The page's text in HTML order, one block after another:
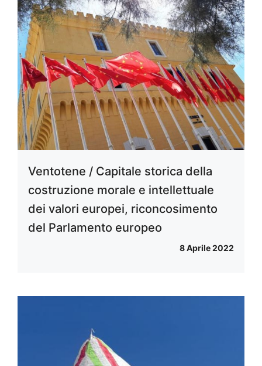
Ventotene / Capitale storica della
costruzione morale e intellettuale
dei valori europei, riconcosimento
del Parlamento europeo
8 Aprile 2022